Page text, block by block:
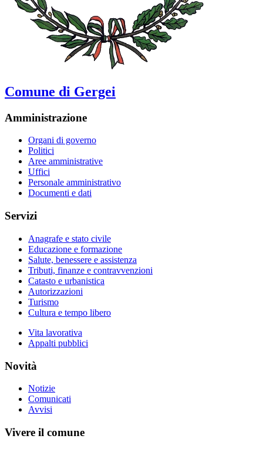
Comune di Gergei
Amministrazione
Organi di governo
Politici
Aree amministrative
Uffici
Personale amministrativo
Documenti e dati
Servizi
Anagrafe e stato civile
Educazione e formazione
Salute, benessere e assistenza
Tributi, finanze e contravvenzioni
Catasto e urbanistica
Autorizzazioni
Turismo
Cultura e tempo libero
Vita lavorativa
Appalti pubblici
Novità
Notizie
Comunicati
Avvisi
Vivere il comune